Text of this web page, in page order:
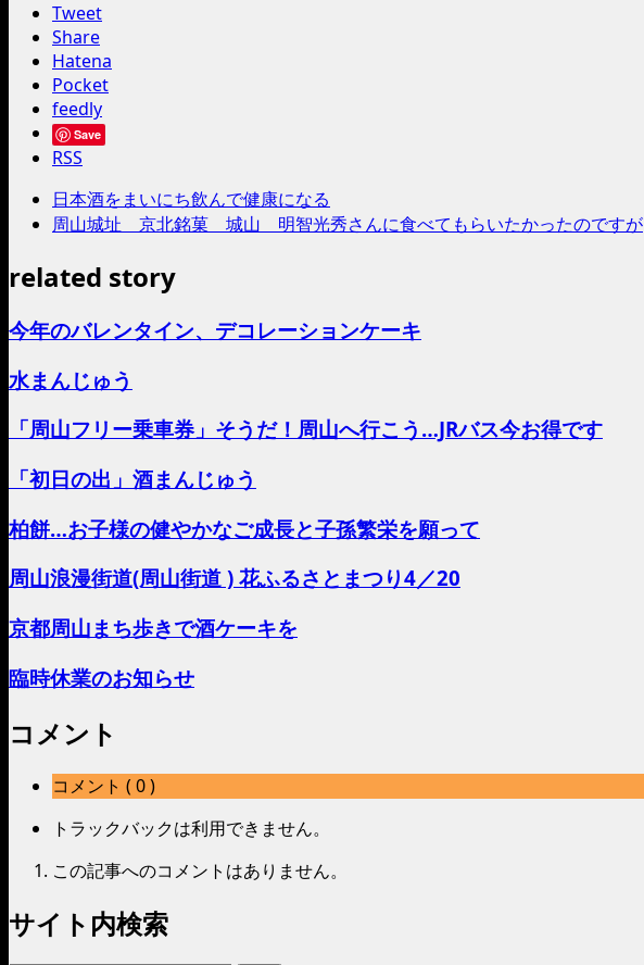
Tweet
Share
Hatena
Pocket
feedly
Save
RSS
日本酒をまいにち飲んで健康になる
周山城址 京北銘菓 城山 明智光秀さんに食べてもらいたかったのですが
related story
今年のバレンタイン、デコレーションケーキ
水まんじゅう
「周山フリー乗車券」そうだ！周山へ行こう…JRバス今お得です
「初日の出」酒まんじゅう
柏餅…お子様の健やかなご成長と子孫繁栄を願って
周山浪漫街道(周山街道 ) 花ふるさとまつり4／20
京都周山まち歩きで酒ケーキを
臨時休業のお知らせ
コメント
コメント ( 0 )
トラックバックは利用できません。
この記事へのコメントはありません。
サイト内検索